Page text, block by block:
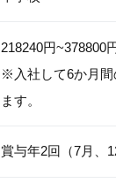
218240円~378800
※入社して6か月間
ます。
賞与年2回（7月、